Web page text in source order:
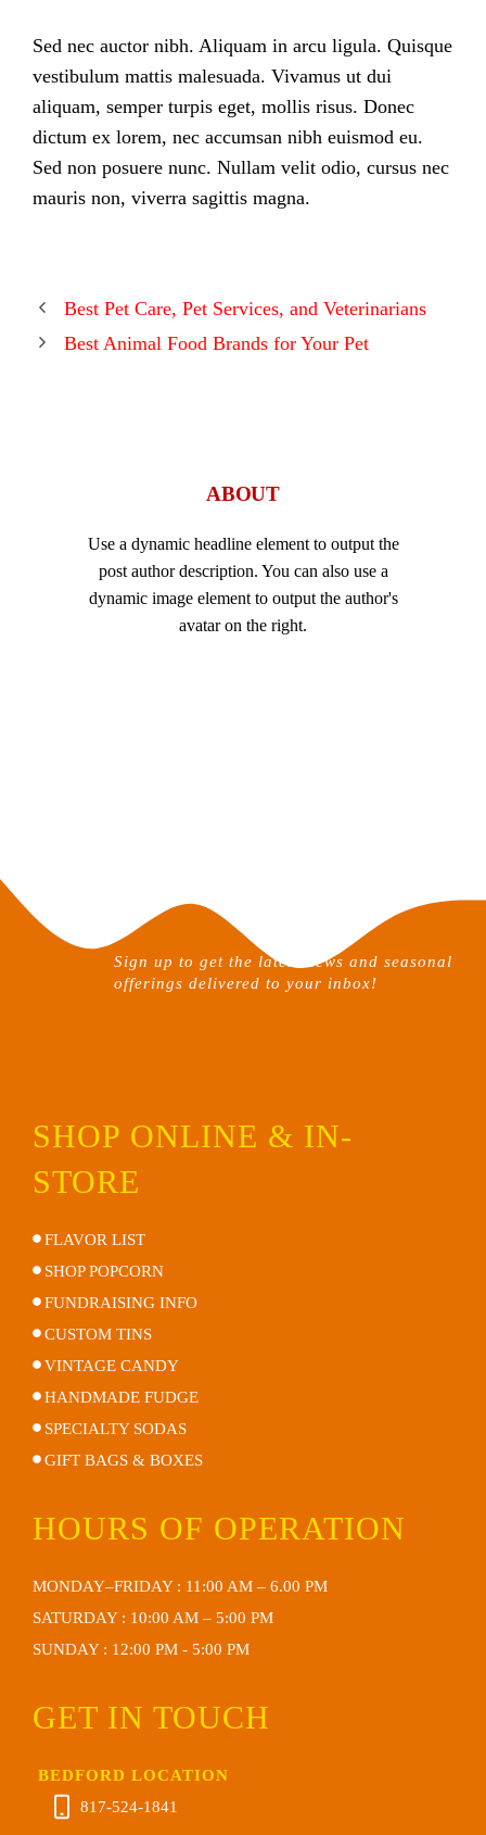
Sed nec auctor nibh. Aliquam in arcu ligula. Quisque
vestibulum mattis malesuada. Vivamus ut dui
aliquam, semper turpis eget, mollis risus. Donec
dictum ex lorem, nec accumsan nibh euismod eu.
Sed non posuere nunc. Nullam velit odio, cursus nec
mauris non, viverra sagittis magna.
Best Pet Care, Pet Services, and Veterinarians
Best Animal Food Brands for Your Pet
ABOUT
Use a dynamic headline element to output the
post author description. You can also use a
dynamic image element to output the author's
avatar on the right.
Sign up to get the latest news and seasonal
offerings delivered to your inbox!
SHOP ONLINE & IN-
STORE
FLAVOR LIST
SHOP POPCORN
FUNDRAISING INFO
CUSTOM TINS
VINTAGE CANDY
HANDMADE FUDGE
SPECIALTY SODAS
GIFT BAGS & BOXES
HOURS OF OPERATION
MONDAY–FRIDAY : 11:00 AM – 6.00 PM
SATURDAY : 10:00 AM – 5:00 PM
SUNDAY : 12:00 PM - 5:00 PM
GET IN TOUCH
BEDFORD LOCATION
817-524-1841